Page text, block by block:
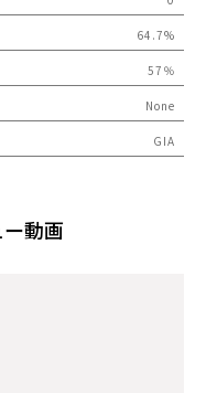
64.7%
57％
None
GIA
動画